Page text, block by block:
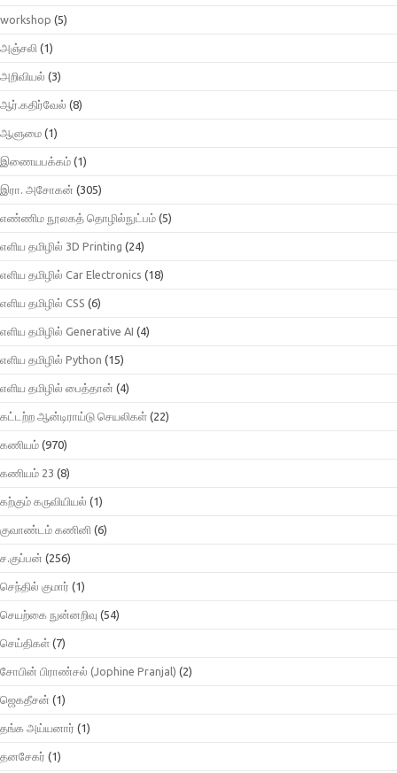
workshop (5)
அஞ்சலி (1)
அறிவியல் (3)
ஆர்.கதிர்வேல் (8)
ஆளுமை (1)
இணையபக்கம் (1)
இரா. அசோகன் (305)
எண்ணிம நூலகத் தொழில்நுட்பம் (5)
எளிய தமிழில் 3D Printing (24)
எளிய தமிழில் Car Electronics (18)
எளிய தமிழில் CSS (6)
எளிய தமிழில் Generative AI (4)
எளிய தமிழில் Python (15)
எளிய தமிழில் பைத்தான் (4)
கட்டற்ற ஆன்டிராய்டு செயலிகள் (22)
கணியம் (970)
கணியம் 23 (8)
கற்கும் கருவியியல் (1)
குவாண்டம் கணினி (6)
ச.குப்பன் (256)
செந்தில் குமார் (1)
செயற்கை நுன்னறிவு (54)
செய்திகள் (7)
சோபின் பிராண்சல் (Jophine Pranjal) (2)
ஜெகதீசன் (1)
தங்க அய்யனார் (1)
தனசேகர் (1)